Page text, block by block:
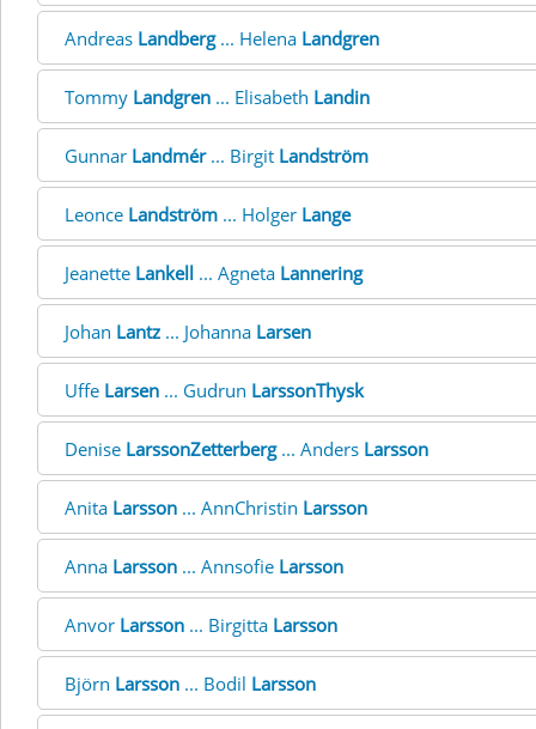
Andreas Landberg... Helena Landgren
Tommy Landgren ... Elisabeth Landin
Gunnar Landmér... Birgit Landström
Leonce Landström ... Holger Lange
Jeanette Lankell ... Agneta Lannering
Johan Lantz ... Johanna Larsen
Uffe Larsen ... Gudrun LarssonThysk
Denise LarssonZetterberg... Anders Larsson
Anita Larsson ... AnnChristin Larsson
Anna Larsson ... Annsofie Larsson
Anvor Larsson ... Birgitta Larsson
Björn Larsson ... Bodil Larsson